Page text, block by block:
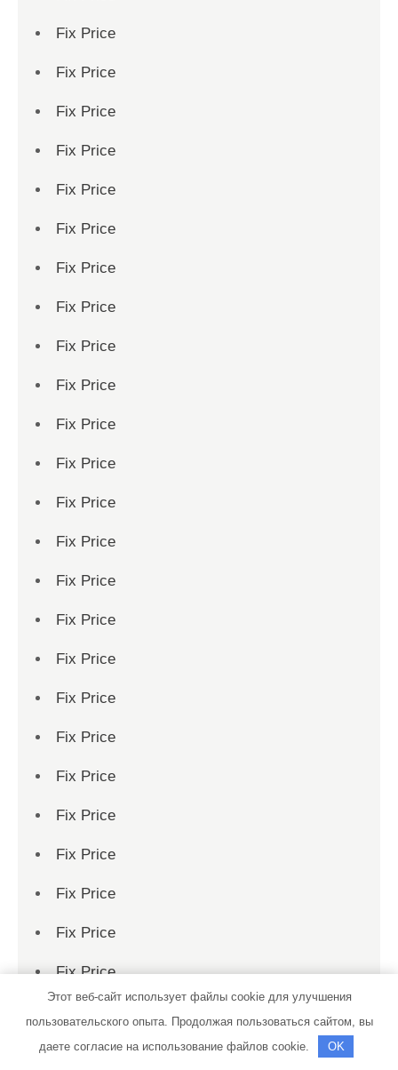
Fix Price
Fix Price
Fix Price
Fix Price
Fix Price
Fix Price
Fix Price
Fix Price
Fix Price
Fix Price
Fix Price
Fix Price
Fix Price
Fix Price
Fix Price
Fix Price
Fix Price
Fix Price
Fix Price
Fix Price
Fix Price
Fix Price
Fix Price
Fix Price
Fix Price
Fix Price
Этот веб-сайт использует файлы cookie для улучшения
пользовательского опыта. Продолжая пользоваться сайтом, вы
даете согласие на использование файлов cookie.
OK